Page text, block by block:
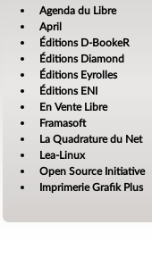
Agenda du Libre
April
Éditions D-BookeR
Éditions Diamond
Éditions Eyrolles
Éditions ENI
En Vente Libre
Framasoft
La Quadrature du Net
Lea-Linux
Open Source Initiative
Imprimerie Grafik Plus